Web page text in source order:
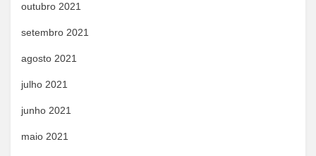
outubro 2021
setembro 2021
agosto 2021
julho 2021
junho 2021
maio 2021